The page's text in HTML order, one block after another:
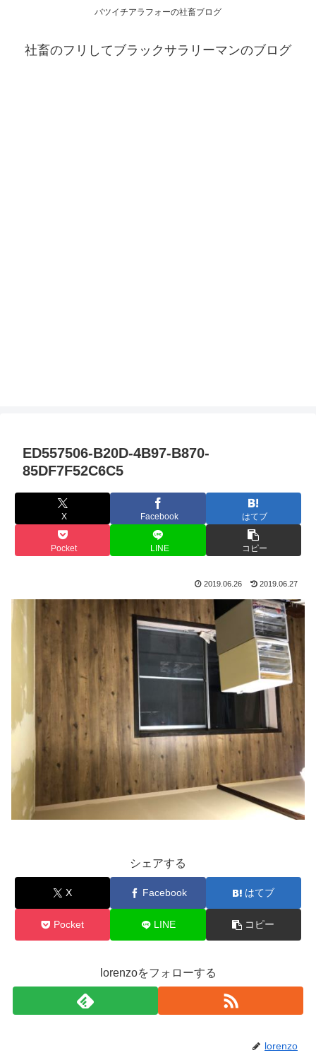
バツイチアラフォーの社畜ブログ
社畜のフリしてブラックサラリーマンのブログ
ED557506-B20D-4B97-B870-
85DF7F52C6C5
X Facebook はてブ
Pocket LINE コピー
2019.06.26 2019.06.27
シェアする
X Facebook はてブ
Pocket LINE コピー
lorenzoをフォローする
lorenzo